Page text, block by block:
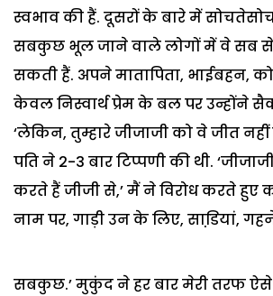
स्वभाव की हैं. दूसरों के बारे में
सबकुछ भूल जाने वाले लोगों में वे सब
सकती हैं. अपने मातापिता, भाईबहन,
केवल निस्वार्थ प्रेम के बल पर उन्होंने
‘लेकिन, तुम्हारे जीजाजी को वे जीत
पति ने 2-3 बार टिप्पणी की थी.
करते हैं जीजी से,’ मैं ने विरोध करते हुए
नाम पर, गाड़ी उन के लिए, साडि़यां,
सबकुछ.’ मुकुंद ने हर बार मेरी तरफ